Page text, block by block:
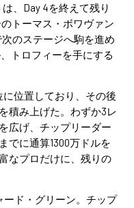
、Day 4を終えて残り
トーマス・ボワヴァン
のステージへ駒を進め
トロフィーを手にする
位置しており、その後
積み上げた。わずか3レ
広げ、チップリーダー
でに通算1300万ドルを
なプロだけに、残りの
ド・グリーン。チップ